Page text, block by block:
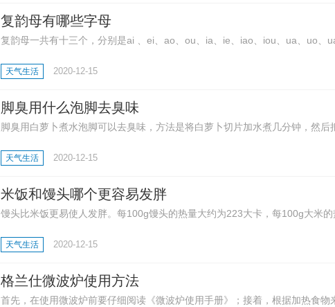
复韵母有哪些字母
复韵母一共有十三个，分别是ai 、ei、ao、ou、ia、ie、iao、iou、ua、uo、
相加，而是一种新的固定的音组，在口、耳里与单元韵有同感，应把它们作为
天气生活 2020-12-15
脚臭用什么泡脚去臭味
脚臭用白萝卜煮水泡脚可以去臭味，方法是将白萝卜切片加水煮几分钟，然后
醋，连续泡脚数次，也能达到去除脚臭味的效果。
天气生活 2020-12-15
米饭和馒头哪个更容易发胖
馒头比米饭更易使人发胖。每100g馒头的热量大约为223大卡，每100g大米
天气生活 2020-12-15
格兰仕微波炉使用方法
首先，在使用微波炉前要仔细阅读《微波炉使用手册》；接着，根据加热食物